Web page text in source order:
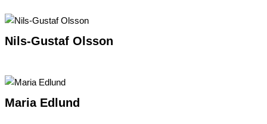
Nils-Gustaf Olsson
Maria Edlund